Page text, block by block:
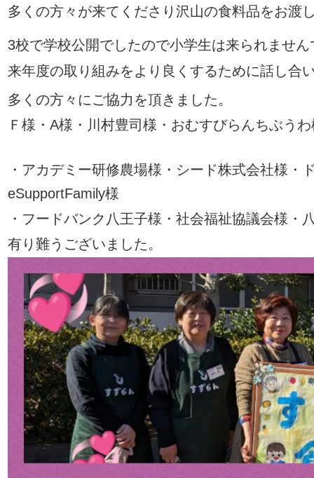
多くの方々が来てくださり沢山の食料品をお渡
3校で学校公開でしたので小学生は来られません
来年度の取り組みをより良くするために話し合
多くの方々にご協力を頂きました。
Ｆ様・ A様・川村豊司様・おむすびらんちぶう
・アカデミー研修農場様・シード株式会社様・
eSupportFamily様
・フードバンク八王子様・社会福祉協議会様
有り難うございました。